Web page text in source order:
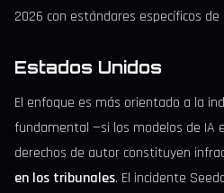
2026 con estándares específicos
Estados Unidos
El enfoque es más orientado a la
fundamental —si los modelos de IA
derechos de autor constituyen
en los tribunales. El incidente